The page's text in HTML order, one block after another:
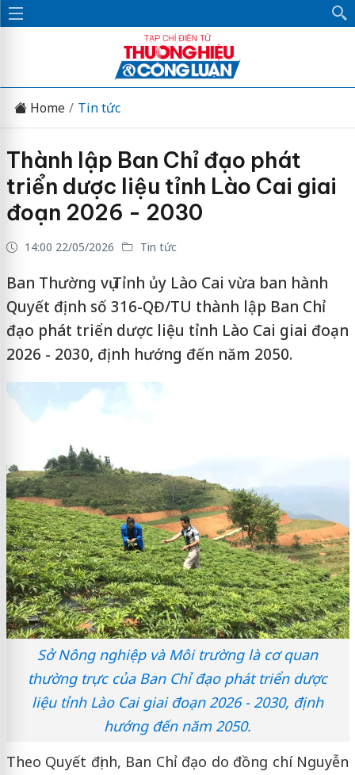
Home Tin tức
Thành lập Ban Chỉ đạo phát
triển dược liệu tỉnh Lào Cai giai
đoạn 2026 - 2030
14:00 22/05/2026 Tin tức
Ban Thường vụ Tỉnh ủy Lào Cai vừa ban hành
Quyết định số 316-QĐ/TU thành lập Ban Chỉ
đạo phát triển dược liệu tỉnh Lào Cai giai đoạn
2026 - 2030, định hướng đến năm 2050.
Sở Nông nghiệp và Môi trường là cơ quan
thường trực của Ban Chỉ đạo phát triển dược
liệu tỉnh Lào Cai giai đoạn 2026 - 2030, định
hướng đến năm 2050.
Theo Quyết định, Ban Chỉ đạo do đồng chí Nguyễn